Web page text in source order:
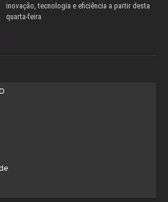
inovação, tecnologia e eficiência a partir desta
quarta-feira